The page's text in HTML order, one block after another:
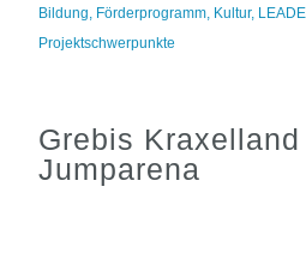
Bildung, Förderprogramm, Kultur,
Projektschwerpunkte
Grebis Kraxelland
Jumparena